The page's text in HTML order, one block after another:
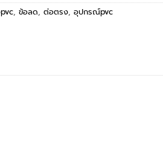
,ข้อลด,ต่อตรง,อุปกรณ์pvc